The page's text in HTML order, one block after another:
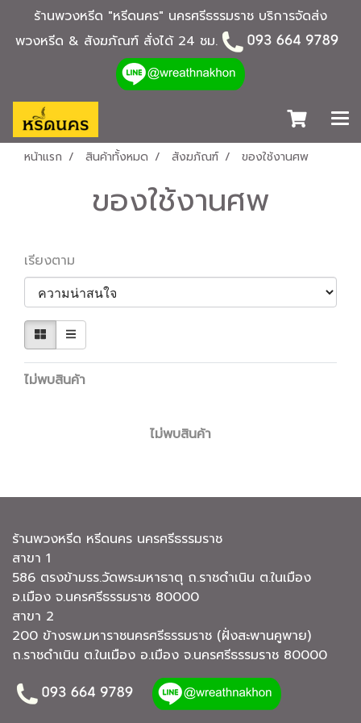
ร้านพวงหรีด "หรีดนคร" นครศรีธรรมราช บริการจัดส่ง
พวงหรีด & สังฆภัณฑ์ สั่งได้ 24 ชม.
หน้าแรก สินค้าทั้งหมด สังฆภัณฑ์ ของใช้งานศพ
ของใช้งานศพ
เรียงตาม
ไม่พบสินค้า
ไม่พบสินค้า
ร้านพวงหรีด หรีดนคร นครศรีธรรมราช
สาขา 1
586 ตรงข้ามรร.วัดพระมหาธาตุ ถ.ราชดำเนิน ต.ในเมือง
อ.เมือง จ.นครศรีธรรมราช 80000
สาขา 2
200 ข้างรพ.มหาราชนครศรีธรรมราช (ฝั่งสะพานคูพาย)
ถ.ราชดำเนิน ต.ในเมือง อ.เมือง จ.นครศรีธรรมราช 80000